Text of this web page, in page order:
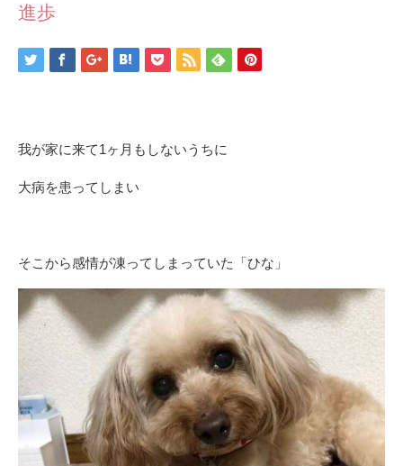
進歩
我が家に来て1ヶ月もしないうちに
大病を患ってしまい
そこから感情が凍ってしまっていた「ひな」